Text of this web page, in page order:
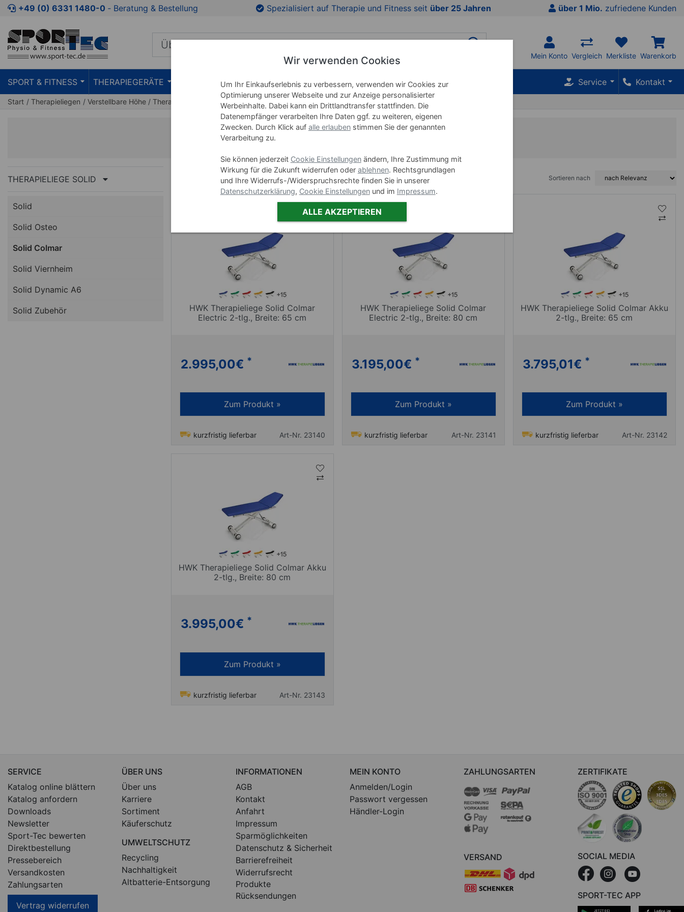
+49 (0) 6331 1480-0 ‐ Beratung & Bestellung Spezialisiert auf Therapie und Fitness seit über 25 Jahren über 1 Mio. zufriedene Kunden
Mein Konto Vergleich Merkliste Warenkorb
SPORT & FITNESS THERAPIEGERÄTE PRAXISEINRICHTUNG LEHRMITTEL WELLNESS MARKEN Service Kontakt
Start Therapieliegen Verstellbare Höhe Therapieliege Solid Solid Colmar
Solid Colmar
THERAPIELIEGE SOLID
Solid
Solid Osteo
Solid Colmar
Solid Viernheim
Solid Dynamic A6
Solid Zubehör
Sortieren nach
HWK Therapieliege Solid Colmar
Electric 2-tlg., Breite: 65 cm
2.995,00€ *
Zum Produkt »
kurzfristig lieferbar Art-Nr. 23140
HWK Therapieliege Solid Colmar
Electric 2-tlg., Breite: 80 cm
3.195,00€ *
Zum Produkt »
kurzfristig lieferbar Art-Nr. 23141
HWK Therapieliege Solid Colmar Akku
2-tlg., Breite: 65 cm
3.795,01€ *
Zum Produkt »
kurzfristig lieferbar Art-Nr. 23142
HWK Therapieliege Solid Colmar Akku
2-tlg., Breite: 80 cm
3.995,00€ *
Zum Produkt »
kurzfristig lieferbar Art-Nr. 23143
SERVICE
Katalog online blättern
Katalog anfordern
Downloads
Newsletter
Sport-Tec bewerten
Direktbestellung
Pressebereich
Versandkosten
Zahlungsarten
Vertrag widerrufen
ÜBER UNS
Über uns
Karriere
Sortiment
Käuferschutz
UMWELTSCHUTZ
Recycling
Nachhaltigkeit
Altbatterie-Entsorgung
INFORMATIONEN
AGB
Kontakt
Anfahrt
Impressum
Sparmöglichkeiten
Datenschutz & Sicherheit
Barrierefreiheit
Widerrufsrecht
Produkte
Rücksendungen
MEIN KONTO
Anmelden/Login
Passwort vergessen
Händler-Login
ZAHLUNGSARTEN
VERSAND
ZERTIFIKATE
SOCIAL MEDIA
SPORT-TEC APP
Wir verwenden Cookies
Um Ihr Einkaufserlebnis zu verbessern, verwenden wir Cookies zur
Optimierung unserer Webseite und zur Anzeige personalisierter
Werbeinhalte. Dabei kann ein Drittlandtransfer stattfinden. Die
Datenempfänger verarbeiten Ihre Daten ggf. zu weiteren, eigenen
Zwecken. Durch Klick auf alle erlaubenstimmen Sie der genannten
Verarbeitung zu.
Sie können jederzeit Cookie Einstellungenändern, Ihre Zustimmung mit
Wirkung für die Zukunft widerrufen oder ablehnen. Rechtsgrundlagen
und Ihre Widerrufs-/Widerspruchsrechte finden Sie in unserer
Datenschutzerklärung, Cookie Einstellungenund im Impressum.
ALLE AKZEPTIEREN